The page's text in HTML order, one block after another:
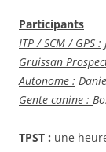
Participants
ITP / SCM / GPS :
Gruissan
Autonome :
Gente canine :
TPST : une